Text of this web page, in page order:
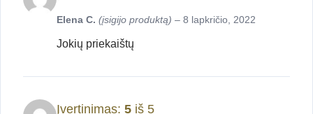
Elena C. (įsigijo produktą) – 8 lapkričio, 2022
Jokių priekaištų
Įvertinimas: 5 iš 5